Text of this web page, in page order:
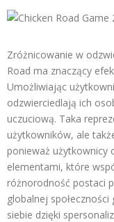
Zróżnicowanie w
Road ma znaczący
Umożliwiając
odzwierciedlają ich
uczuciową. Taka
użytkowników, ale
ponieważ użytkownicy
elementami, które
różnorodność postaci
globalnej
siebie dzięki